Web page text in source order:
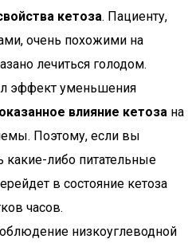
кетоза. Пациенту,
очень похожими на
лечиться голодом.
эффект уменьшения
влияние кетоза на
Поэтому, если вы
какие-либо питательные
в состояние кетоза
часов.
низкоуглеводной